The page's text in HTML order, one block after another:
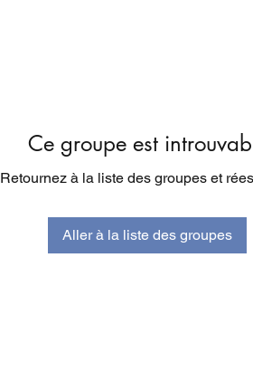
Ce groupe est
Retournez à la liste des groupes et
Aller à la liste des groupes